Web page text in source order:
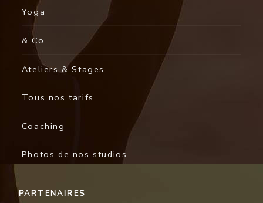
Yoga
& Co
Ateliers & Stages
Tous nos tarifs
Coaching
Photos de nos studios
PARTENAIRES